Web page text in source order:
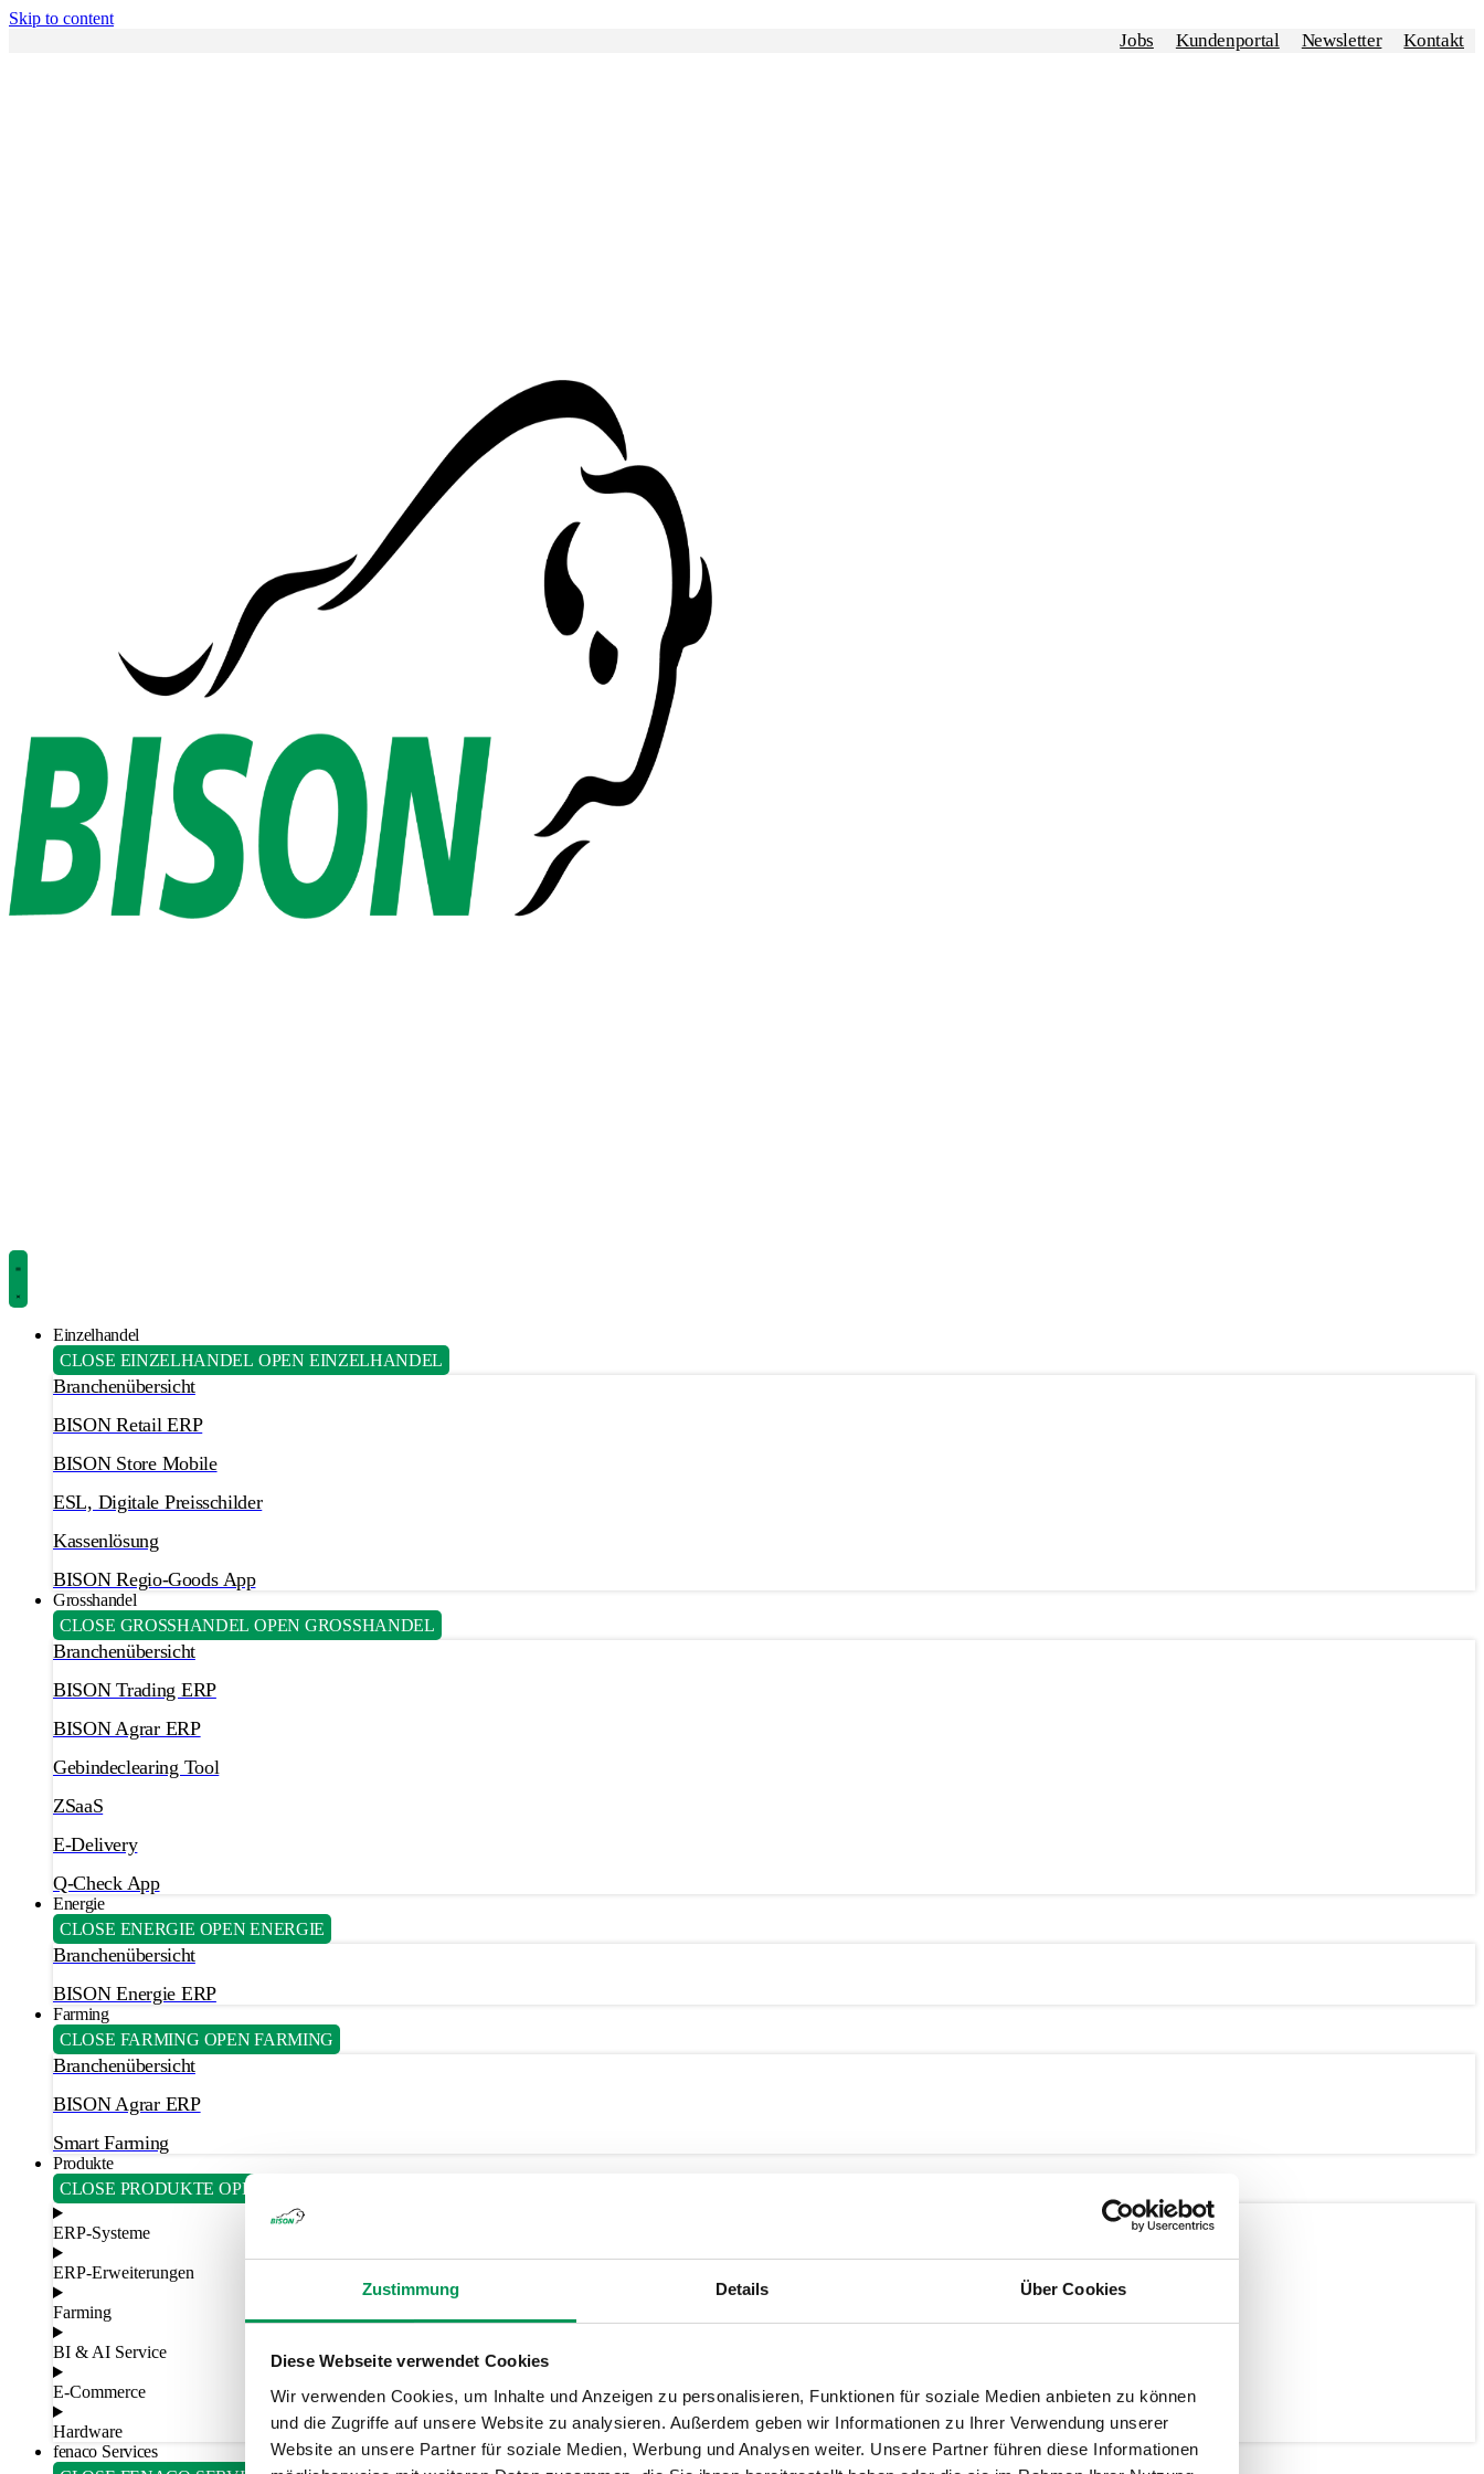
Zustimmung Details Über Cookies
Diese Webseite verwendet Cookies
Wir verwenden Cookies, um Inhalte und Anzeigen zu personalisieren, Funktionen für soziale Medien anbieten zu können
und die Zugriffe auf unsere Website zu analysieren. Außerdem geben wir Informationen zu Ihrer Verwendung unserer
Website an unsere Partner für soziale Medien, Werbung und Analysen weiter. Unsere Partner führen diese Informationen
Skip to content
Jobs Kundenportal Newsletter Kontakt
Einzelhandel
CLOSE EINZELHANDEL OPEN EINZELHANDEL
Branchenübersicht
BISON Retail ERP
BISON Store Mobile
ESL, Digitale Preisschilder
Kassenlösung
BISON Regio-Goods App
Grosshandel
CLOSE GROSSHANDEL OPEN GROSSHANDEL
Branchenübersicht
BISON Trading ERP
BISON Agrar ERP
Gebindeclearing Tool
ZSaaS
E-Delivery
Q-Check App
Energie
CLOSE ENERGIE OPEN ENERGIE
Branchenübersicht
BISON Energie ERP
Farming
CLOSE FARMING OPEN FARMING
Branchenübersicht
BISON Agrar ERP
Smart Farming
Produkte
CLOSE PRODUKTE OPEN PRODUKTE
ERP-Systeme
ERP-Erweiterungen
Farming
BI & AI Service
E-Commerce
Hardware
fenaco Services